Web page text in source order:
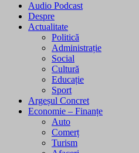
Audio Podcast
Despre
Actualitate
Politică
Administrație
Social
Cultură
Educație
Sport
Argeșul Concret
Economie – Finanțe
Auto
Comerț
Turism